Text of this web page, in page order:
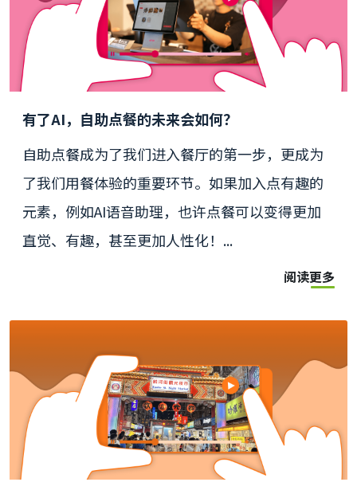
有了AI，自助点餐的未来会如何？
自助点餐成为了我们进入餐厅的第一步，更成为
了我们用餐体验的重要环节。如果加入点有趣的
元素，例如AI语音助理，也许点餐可以变得更加
直觉、有趣，甚至更加人性化！...
阅读更多